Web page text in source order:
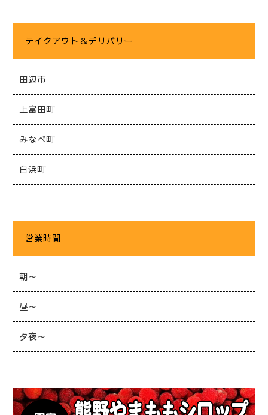
テイクアウト＆デリバリー
田辺市
上富田町
みなべ町
白浜町
営業時間
朝～
昼～
夕夜～